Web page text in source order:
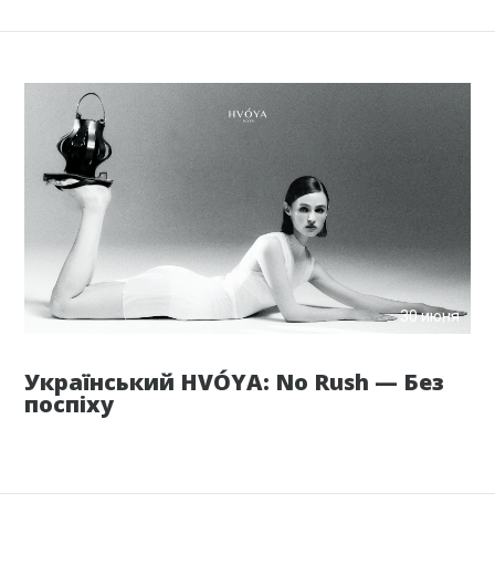
30 июня
Український HVÓYA: No Rush — Без
поспіху